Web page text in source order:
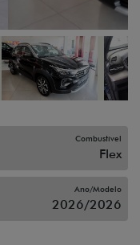
Combustível
Flex
Ano/Modelo
2026/2026